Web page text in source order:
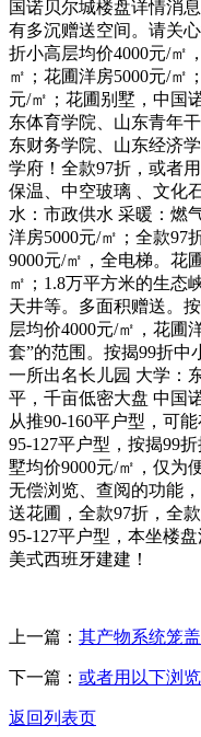
国诺贝尔城楼盘详情消
有多沉赠送空间。请关
折小高层均价4000元/㎡
㎡；花圃洋房5000元/㎡
元/㎡；花圃别墅，中国
东体育学院、山东青年
东财务学院、山东经济
学府！全款97折，或者
保温、中空玻璃 、文化
水：市政供水 采暖：燃
洋房5000元/㎡；全款97
9000元/㎡，全电梯。花
㎡；1.8万平方米的生态
天井等。多面积赠送。
层均价4000元/㎡，花圃
套”的范围。按揭99折中
一所出名长儿园 大学：
平，千亩低密大盘 中国
从推90-160平户型，可
95-127平户型，按揭99
墅均价9000元/㎡，仅为
无偿浏览、查阅的功能
送花圃，全款97折，全
95-127平户型，本坐楼
美式西班牙建建！
上一篇： 其产物系统笼
下一篇： 或者用以下浏
返回列表页